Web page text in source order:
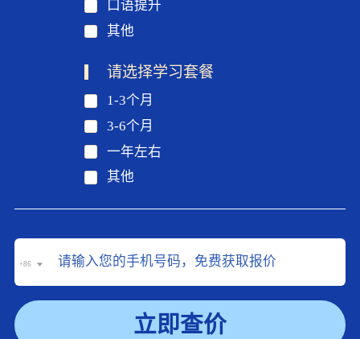
口语提升
其他
请选择学习套餐
1-3个月
3-6个月
一年左右
其他
+86
立即查价